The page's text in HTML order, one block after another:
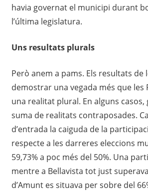
havia governat el municipi durant
l’última legislatura.
Uns resultats plurals
Però anem a pams. Els resultats de
demostrar una vegada més que les
una realitat plural. En alguns casos,
suma de realitats contraposades.
d’entrada la caiguda de la
respecte a les darreres eleccions
59,73% a poc més del 50%. Una
mentre a Bellavista tot just
d’Amunt es situava per sobre del